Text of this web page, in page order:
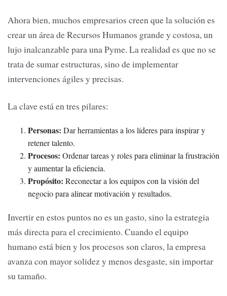
Ahora bien, muchos empresarios creen que la solución es
crear un área de Recursos Humanos grande y costosa, un
lujo inalcanzable para una Pyme. La realidad es que no se
trata de sumar estructuras, sino de implementar
intervenciones ágiles y precisas.
La clave está en tres pilares:
Personas: Dar herramientas a los líderes para inspirar y
retener talento.
Procesos: Ordenar tareas y roles para eliminar la frustración
y aumentar la eficiencia.
Propósito: Reconectar a los equipos con la visión del
negocio para alinear motivación y resultados.
Invertir en estos puntos no es un gasto, sino la estrategia
más directa para el crecimiento. Cuando el equipo
humano está bien y los procesos son claros, la empresa
avanza con mayor solidez y menos desgaste, sin importar
su tamaño.